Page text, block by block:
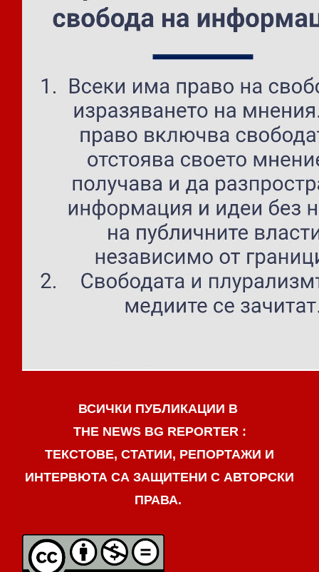
ВСИЧКИ ПУБЛИКАЦИИ В
THE NEWS BG REPORTER :
ТЕКСТОВЕ, СТАТИИ, РЕПОРТАЖИ И
ИНТЕРВЮТА СА ЗАЩИТЕНИ С АВТОРСКИ
ПРАВА.